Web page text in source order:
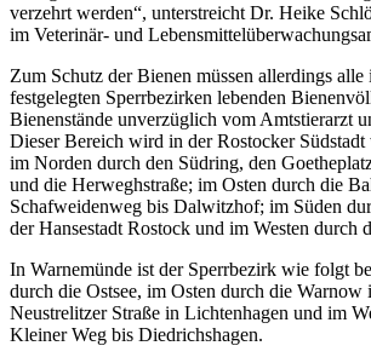
verzehrt werden“, unterstreicht Dr. Heike
im Veterinär- und
Zum Schutz der Bienen müssen allerdings alle
festgelegten Sperrbezirken lebenden
Bienenstände unverzüglich vom Amtstierarzt
Dieser Bereich wird in der Rostocker
im Norden durch den Südring, den
und die Herweghstraße; im Osten durch die
Schafweidenweg bis Dalwitzhof; im Süden
der Hansestadt Rostock und im Westen durch
In Warnemünde ist der Sperrbezirk wie folgt
durch die Ostsee, im Osten durch die Warnow
Neustrelitzer Straße in Lichtenhagen und im
Kleiner Weg bis Diedrichshagen.